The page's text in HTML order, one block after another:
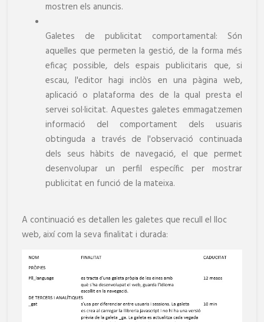
mostren els anuncis.
Galetes de publicitat comportamental: Són
aquelles que permeten la gestió, de la forma més
eficaç possible, dels espais publicitaris que, si
escau, l'editor hagi inclòs en una pàgina web,
aplicació o plataforma des de la qual presta el
servei sol·licitat. Aquestes galetes emmagatzemen
informació del comportament dels usuaris
obtinguda a través de l'observació continuada
dels seus hàbits de navegació, el que permet
desenvolupar un perfil específic per mostrar
publicitat en funció de la mateixa.
A continuació es detallen les galetes que recull el lloc
web, així com la seva finalitat i durada: